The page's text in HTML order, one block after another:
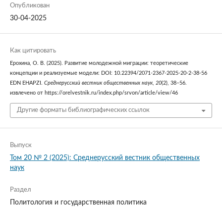
Опубликован
30-04-2025
Как цитировать
Ерохина, О. В. (2025). Развитие молодежной миграции: теоретические
концепции и реализуемые модели: DOI: 10.22394/2071-2367-2025-20-2-38-56
EDN EHAPZI. Среднерусский вестник общественных наук, 20(2), 38–56.
извлечено от https://orelvestnik.ru/index.php/srvon/article/view/46
Другие форматы библиографических ссылок
Выпуск
Том 20 № 2 (2025): Среднерусский вестник общественных
наук
Раздел
Политология и государственная политика